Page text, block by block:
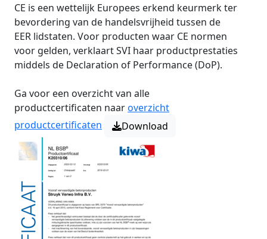
CE is een wettelijk Europees erkend keurmerk ter
bevordering van de handelsvrijheid tussen de
EER lidstaten. Voor producten waar CE normen
voor gelden, verklaart SVI haar productprestaties
middels de Declaration of Performance (DoP).
Ga voor een overzicht van alle
productcertificaten naaroverzicht
productcertificaten
Download